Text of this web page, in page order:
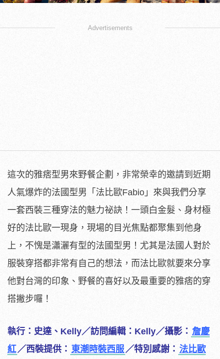
Advertisements
這次的雅痞型男來野餐企劃，非常榮幸的邀請到近期
人氣爆炸的法國型男「法比歐Fabio」來與我們分享
一套西裝三種穿法的魅力祕訣！一頭白金髮、身材極
好的法比歐一現身，現場的目光焦點都聚集到他身
上，不愧是瀟灑有型的法國型男！尤其是法國人對於
服裝穿搭都非常有自己的想法，而法比歐就要來分享
他對台灣的印象、野餐的喜好以及最重要的雅痞的穿
搭撇步囉！
執行：史達、Kelly／訪問編輯：Kelly／攝影： 詹慶
紅 ／西裝提供： 東潮時裝西服 ／特別感謝： 法比歐